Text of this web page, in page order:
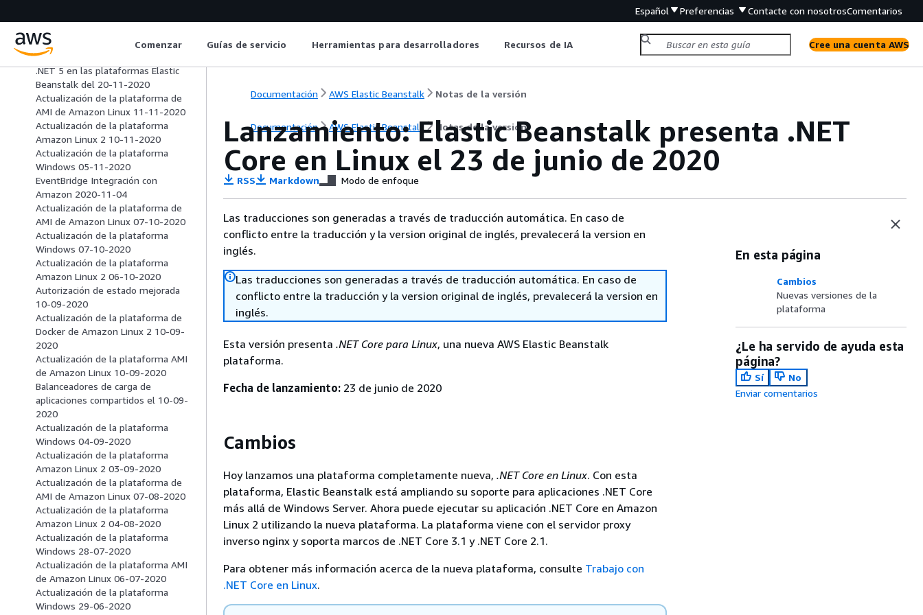
Español Preferencias Contacte con nosotrosComentarios
Comenzar Guías de servicio Herramientas para desarrolladores Recursos de IA Cree una cuenta AWS
Actualización de la plataforma
Docker el 07-12-2020
.NET 5 en las plataformas Elastic
Beanstalk del 20-11-2020
Actualización de la plataforma de
AMI de Amazon Linux 11-11-2020
Actualización de la plataforma
Amazon Linux 2 10-11-2020
Actualización de la plataforma
Windows 05-11-2020
EventBridge Integración con
Amazon 2020-11-04
Actualización de la plataforma de
AMI de Amazon Linux 07-10-2020
Actualización de la plataforma
Windows 07-10-2020
Actualización de la plataforma
Amazon Linux 2 06-10-2020
Autorización de estado mejorada
10-09-2020
Actualización de la plataforma de
Docker de Amazon Linux 2 10-09-
2020
Actualización de la plataforma AMI
de Amazon Linux 10-09-2020
Balanceadores de carga de
aplicaciones compartidos el 10-09-
2020
Actualización de la plataforma
Windows 04-09-2020
Actualización de la plataforma
Amazon Linux 2 03-09-2020
Actualización de la plataforma de
AMI de Amazon Linux 07-08-2020
Actualización de la plataforma
Amazon Linux 2 04-08-2020
Actualización de la plataforma
Windows 28-07-2020
Actualización de la plataforma AMI
de Amazon Linux 06-07-2020
Actualización de la plataforma
Windows 29-06-2020
Documentación AWS Elastic Beanstalk Notas de la versión
Documentación AWS Elastic Beanstalk Notas de la versión
Lanzamiento: Elastic Beanstalk presenta .NET
Core en Linux el 23 de junio de 2020
RSS Markdown Modo de enfoque
Las traducciones son generadas a través de traducción automática. En caso de
conflicto entre la traducción y la version original de inglés, prevalecerá la version en
inglés.
Las traducciones son generadas a través de traducción automática. En caso de
conflicto entre la traducción y la version original de inglés, prevalecerá la version en
inglés.
Esta versión presenta .NET Core para Linux, una nueva AWS Elastic Beanstalk
plataforma.
Fecha de lanzamiento: 23 de junio de 2020
Cambios
Hoy lanzamos una plataforma completamente nueva, .NET Core en Linux. Con esta
plataforma, Elastic Beanstalk está ampliando su soporte para aplicaciones .NET Core
más allá de Windows Server. Ahora puede ejecutar su aplicación .NET Core en Amazon
Linux 2 utilizando la nueva plataforma. La plataforma viene con el servidor proxy
inverso nginx y soporta marcos de .NET Core 3.1 y .NET Core 2.1.
Para obtener más información acerca de la nueva plataforma, consulte Trabajo con
.NET Core en Linux.
En esta página
Cambios
Nuevas versiones de la
plataforma
¿Le ha servido de ayuda esta
página?
Sí
No
Enviar comentarios